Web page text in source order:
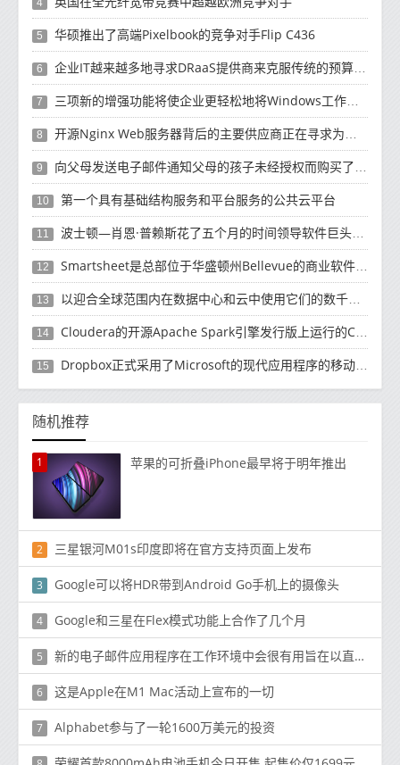
4
5 华硕推出了高端Pixelbook的竞争对手Flip C436
6 企业IT越来越多地寻求DRaaS提供商来克服传统的预算资源和复杂性挑战
7 三项新的增强功能将使企业更轻松地将Windows工作负载迁移到云
8 开源Nginx Web服务器背后的主要供应商正在寻求为未来10年的增长提供资金
9 向父母发送电子邮件通知父母的孩子未经授权而购买了有关如何退款的产品
10 第一个具有基础结构服务和平台服务的公共云平台
11 波士顿—肖恩·普赖斯花了五个月的时间领导软件巨头SAP的云计算工作
12 Smartsheet是总部位于华盛顿州Bellevue的商业软件制造商
13 以迎合全球范围内在数据中心和云中使用它们的数千名客户
14 Cloudera的开源Apache Spark引擎发行版上运行的Cloud Dataflow版本
15 Dropbox正式​​采用了Microsoft的现代应用程序的移动计算方法
随机推荐
1 苹果的可折叠iPhone最早将于明年推出
2 三星银河M01s印度即将在官方支持页面上发布
3 Google可以将HDR带到Android Go手机上的摄像头
4 Google和三星在Flex模式功能上合作了几个月
5 新的电子邮件应用程序在工作环境中会很有用旨在以直观方式组织电子邮件收件箱的新功能
6 这是Apple在M1 Mac活动上宣布的一切
7 Alphabet参与了一轮1600万美元的投资